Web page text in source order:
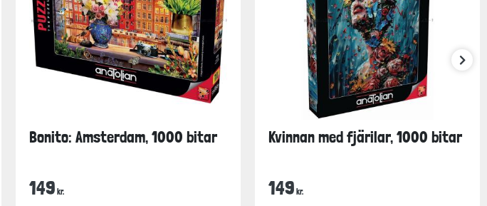
Bonito: Amsterdam, 1000 bitar
149 kr.
Kvinnan med fjärilar, 1000 bitar
149 kr.